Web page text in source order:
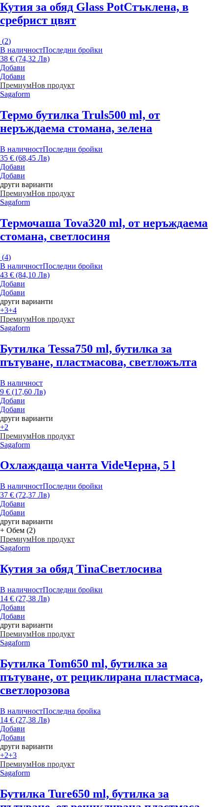
Кутия за обяд Glass PotСтъклена, в
сребрист цвят
(2)
В наличностПоследни бройки
38 € (74,32 Лв)
Добави
Добави
ПремиумНов продукт
Sagaform
Термо бутилка Truls500 ml, от
неръждаема стомана, зелена
В наличностПоследни бройки
35 € (68,45 Лв)
Добави
Добави
други варианти
ПремиумНов продукт
Sagaform
Термочаша Tova320 ml, от неръждаема
стомана, светлосиня
(4)
В наличностПоследни бройки
43 € (84,10 Лв)
Добави
Добави
други варианти
+3+4
ПремиумНов продукт
Sagaform
Бутилка Tessa750 ml, бутилка за
пътуване, пластмасова, светложълта
В наличност
9 € (17,60 Лв)
Добави
Добави
други варианти
+2
ПремиумНов продукт
Sagaform
Охлаждаща чанта VideЧерна, 5 l
В наличностПоследни бройки
37 € (72,37 Лв)
Добави
Добави
други варианти
+ Обем (2)
ПремиумНов продукт
Sagaform
Кутия за обяд TinaСветлосива
В наличностПоследни бройки
14 € (27,38 Лв)
Добави
Добави
други варианти
ПремиумНов продукт
Sagaform
Бутилка Tom650 ml, бутилка за
пътуване, от рециклирана пластмаса,
светлорозова
В наличностПоследна бройка
14 € (27,38 Лв)
Добави
Добави
други варианти
+2+3
ПремиумНов продукт
Sagaform
Бутилка Ture650 ml, бутилка за